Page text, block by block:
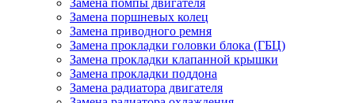
Замена помпы двигателя
Замена поршневых колец
Замена приводного ремня
Замена прокладки головки блока (ГБЦ)
Замена прокладки клапанной крышки
Замена прокладки поддона
Замена радиатора двигателя